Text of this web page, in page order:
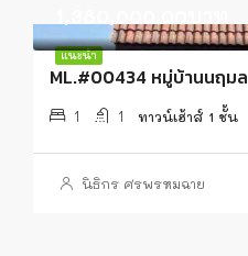
แนะนำ
ML.#00434 หมู่บ้านนฤมล
1 1 ทาวน์เฮ้าส์ 1 ชั้น
นิธิกร ศรพรหมฉาย